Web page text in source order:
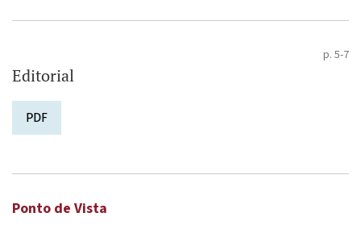
p. 5-7
Editorial
PDF
Ponto de Vista